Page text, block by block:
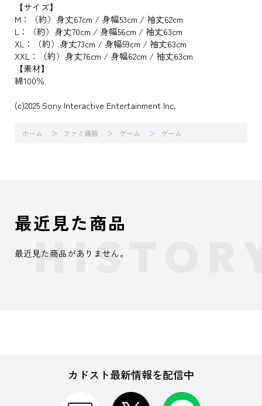
【サイズ】
M：（約）身丈67cm / 身幅53cm / 袖丈62cm
L：（約）身丈70cm / 身幅56cm / 袖丈63cm
XL：（約）身丈73cm / 身幅59cm / 袖丈63cm
XXL：（約）身丈76cm / 身幅62cm / 袖丈63cm
【素材】
綿100％
(c)2025 Sony Interactive Entertainment Inc.
ホーム ファミ通販 ゲーム ゲーム
最近見た商品
最近見た商品がありません。
カドスト最新情報を配信中